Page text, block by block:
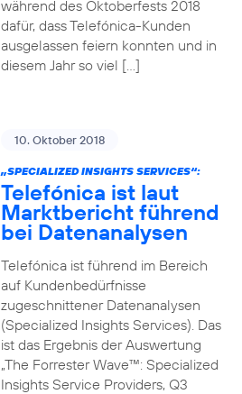
während des Oktoberfests 2018
dafür, dass Telefónica-Kunden
ausgelassen feiern konnten und in
diesem Jahr so viel […]
10. Oktober 2018
„SPECIALIZED INSIGHTS SERVICES“:
Telefónica ist laut
Marktbericht führend
bei Datenanalysen
Telefónica ist führend im Bereich
auf Kundenbedürfnisse
zugeschnittener Datenanalysen
(Specialized Insights Services). Das
ist das Ergebnis der Auswertung
„The Forrester Wave™: Specialized
Insights Service Providers, Q3